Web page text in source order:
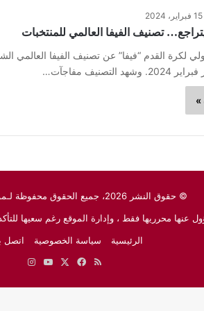
15 فبراير، 2024
تصنيف الفيفا العالمي للمنتخبات
لكرة القدم “فيفا” عن تصنيف الفيفا العالمي
مفاجآت…
»
© حقوق النشر 2026، جميع الحقوق محفوظة لـموقع المايسترو الرياضي
عنها محرريها فقط ، وإدارة الموقع رغم سعيها
الرئيسية
سياسة الخصوصية اتصل
ملخصفيسبوك ‫YouTube